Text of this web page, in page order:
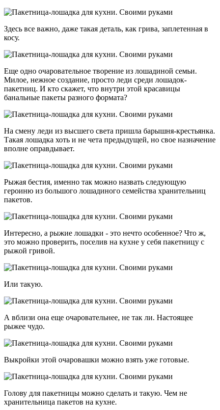
Здесь все важно, даже такая деталь, как грива, заплетенная в
косу.
Еще одно очаровательное творение из лошадиной семьи.
Милое, нежное создание, просто леди среди лошадок-
пакетниц. И кто скажет, что внутри этой красавицы
банальные пакеты разного формата?
На смену леди из высшего света пришла барышня-крестьянка.
Такая лошадка хоть и не чета предыдущей, но свое назначение
вполне оправдывает.
Рыжая бестия, именно так можно назвать следующую
героиню из большого лошадиного семейства хранительниц
пакетов.
Интересно, а рыжие лошадки - это нечто особенное? Что ж,
это можно проверить, поселив на кухне у себя пакетницу с
рыжой гривой.
Или такую.
А вблизи она еще очаровательнее, не так ли. Настоящее
рыжее чудо.
Выкройки этой очаровашки можно взять уже готовые.
Голову для пакетницы можно сделать и такую. Чем не
хранительница пакетов на кухне.